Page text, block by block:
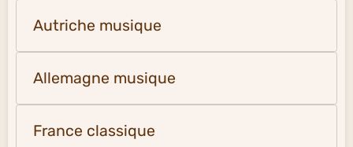
Autriche musique
Allemagne musique
France classique